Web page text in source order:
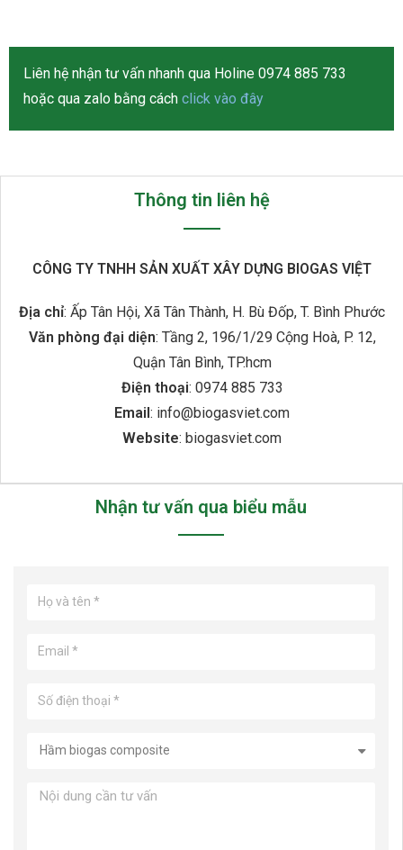
Liên hệ nhận tư vấn nhanh qua Holine 0974 885 733
hoặc qua zalo bằng cách click vào đây
Thông tin liên hệ
CÔNG TY TNHH SẢN XUẤT XÂY DỰNG BIOGAS VIỆT
Địa chỉ: Ấp Tân Hội, Xã Tân Thành, H. Bù Đốp, T. Bình Phước
Văn phòng đại diện: Tầng 2, 196/1/29 Cộng Hoà, P. 12,
Quận Tân Bình, TP.hcm
Điện thoại: 0974 885 733
Email: info@biogasviet.com
Website: biogasviet.com
Nhận tư vấn qua biểu mẫu